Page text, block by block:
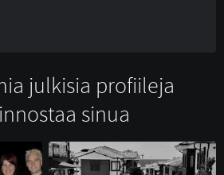
julkisia profiileja
sinua